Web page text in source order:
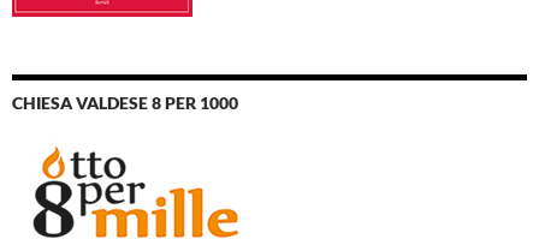
CHIESA VALDESE 8 PER 1000